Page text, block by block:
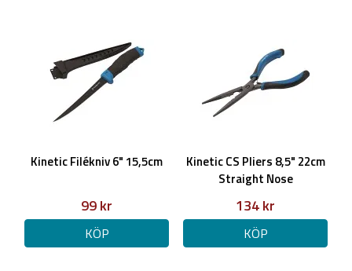
Kinetic Filékniv 6" 15,5cm
99 kr
KÖP
Kinetic CS Pliers 8,5" 22cm
Straight Nose
134 kr
KÖP